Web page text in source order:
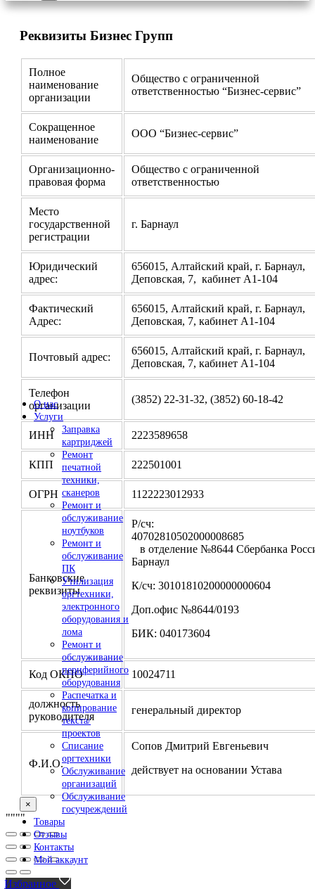
О нас
Услуги
Заправка
картриджей
Ремонт
печатной
техники,
сканеров
Ремонт и
обслуживание
ноутбуков
Ремонт и
обслуживание
ПК
Утилизация
оргтехники,
электронного
оборудования и
лома
Ремонт и
обслуживание
периферийного
оборудования
Распечатка и
копирование
текста/
проектов
Списание
оргтехники
Обслуживание
организаций
Обслуживание
госучреждений
Товары
Отзывы
Контакты
Мой аккаунт
Реквизиты Бизнес Групп
Полное
наименование
организации
Общество с ограниченной
ответственностью “Бизнес-сервис”
Сокращенное
наименование
ООО “Бизнес-сервис”
Организационно-
правовая форма
Общество с ограниченной
ответственностью
Место
государственной
регистрации
г. Барнаул
Юридический
адрес:
656015, Алтайский край, г. Барнаул,
Деповская, 7, кабинет А1-104
Фактический
Адрес:
656015, Алтайский край, г. Барнаул,
Деповская, 7, кабинет А1-104
Почтовый адрес:
656015, Алтайский край, г. Барнаул,
Деповская, 7, кабинет А1-104
Телефон
организации
(3852) 22-31-32, (3852) 60-18-42
ИНН 2223589658
КПП 222501001
ОГРН 1122223012933
Банковские
реквизиты
Р/сч:
в отделение №8644 Сбербанка
Барнаул
К/сч: 30101810200000000604
Доп.офис №8644/0193
БИК: 040173604
Код ОКПО 10024711
должность
руководителя
генеральный директор
Ф.И.О.
Сопов Дмитрий Евгеньевич
действует на основании Устава
×
""""